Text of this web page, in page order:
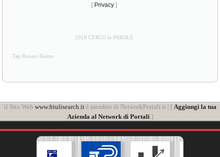
[ Privacy ]
2018 CERCO le PAROLE
Tag Renato Raimo
il Sito Web www.friulisearch.itè membro di NetworkPortali.it | [ Aggiungi la tua
Azienda al Network di Portali]